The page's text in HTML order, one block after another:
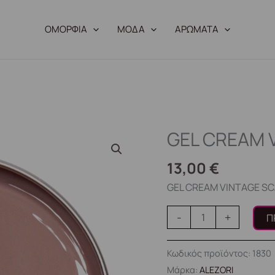
ΟΜΟΡΦΙΑ ΜΟΔΑ ΑΡΩΜΑΤΑ
GEL CREAM
13,00€
GEL CREAM VINTAGE
-
GEL
VINTAGE
SCARF
+
Κωδικός προϊόντος: 1830
Μάρκα:ALEZORI